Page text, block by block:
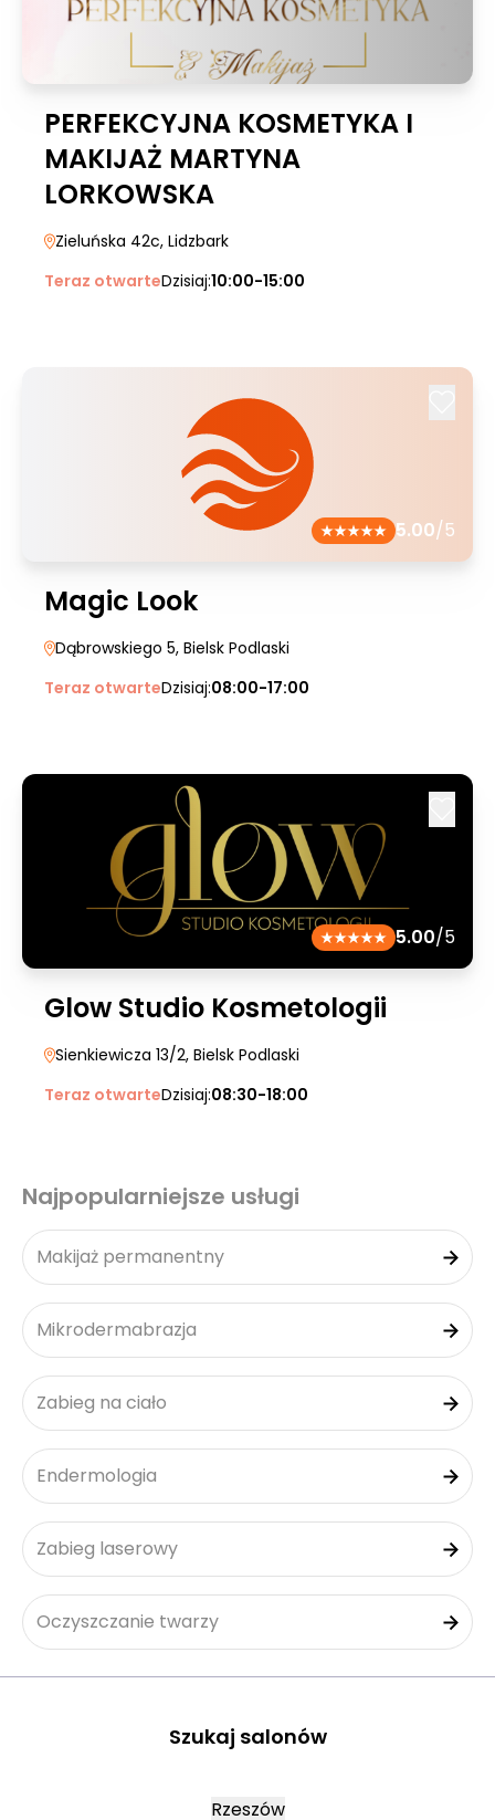
PERFEKCYJNA KOSMETYKA I
MAKIJAŻ MARTYNA
LORKOWSKA
Zieluńska 42c, Lidzbark
Teraz otwarteDzisiaj:10:00-15:00
5.00/5
Magic Look
Dąbrowskiego 5, Bielsk Podlaski
Teraz otwarteDzisiaj:08:00-17:00
5.00/5
Glow Studio Kosmetologii
Sienkiewicza 13/2, Bielsk Podlaski
Teraz otwarteDzisiaj:08:30-18:00
Najpopularniejsze usługi
Makijaż permanentny
Mikrodermabrazja
Zabieg na ciało
Endermologia
Zabieg laserowy
Oczyszczanie twarzy
Szukaj salonów
Rzeszów